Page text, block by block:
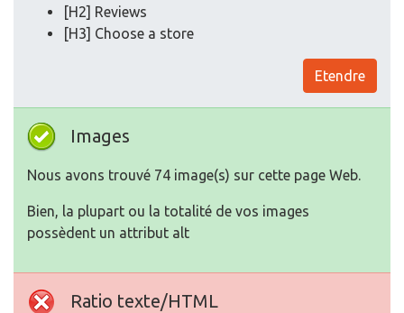
[H2] Reviews
[H3] Choose a store
Etendre
Images
Nous avons trouvé 74 image(s) sur cette page Web.
Bien, la plupart ou la totalité de vos images
possèdent un attribut alt
Ratio texte/HTML